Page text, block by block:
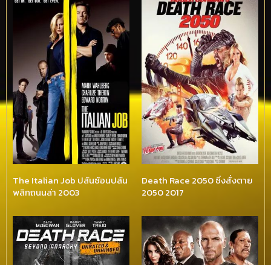
The Italian Job ปล้นซ้อนปล้น
พลิกถนนล่า 2003
Death Race 2050 ซิ่งสั่งตาย
2050 2017